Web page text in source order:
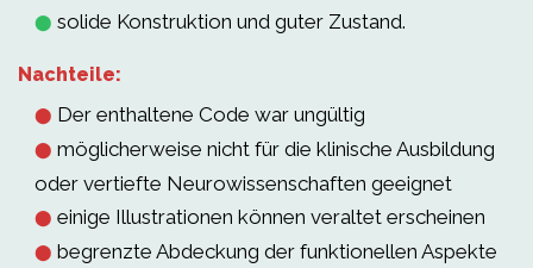
⬤ solide Konstruktion und guter Zustand.
Nachteile:
⬤ Der enthaltene Code war ungültig
⬤ möglicherweise nicht für die klinische Ausbildung
oder vertiefte Neurowissenschaften geeignet
⬤ einige Illustrationen können veraltet erscheinen
⬤ begrenzte Abdeckung der funktionellen Aspekte